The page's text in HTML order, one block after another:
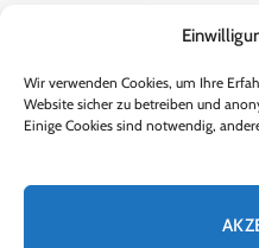
Wir verwenden Cookies, um Ihre
Website sicher zu betreiben und
Einige Cookies sind notwendig,
Ralf
June 26, 2024
hinter
October 5,